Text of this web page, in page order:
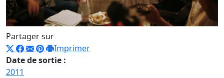
Partager sur
Imprimer
Date de sortie :
2011